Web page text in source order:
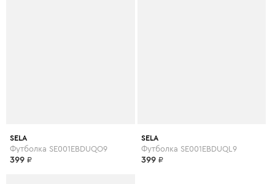
SELA
Футболка SE001EBDUQO9
399 ₽
SELA
Футболка SE001EBDUQL9
399 ₽